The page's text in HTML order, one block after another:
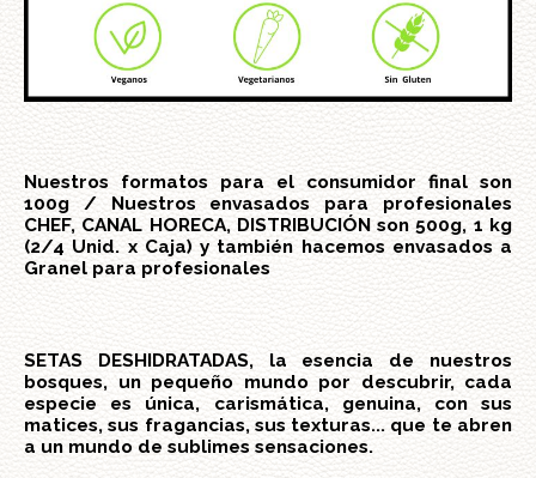
Nuestros formatos para el consumidor final son
100g / Nuestros envasados para profesionales
CHEF, CANAL HORECA, DISTRIBUCIÓN son 500g, 1 kg
(2/4 Unid. x Caja) y también hacemos envasados a
Granel para profesionales
SETAS DESHIDRATADAS, la esencia de nuestros
bosques, un pequeño mundo por descubrir, cada
especie es única, carismática, genuina, con sus
matices, sus fragancias, sus texturas... que te abren
a un mundo de sublimes sensaciones.